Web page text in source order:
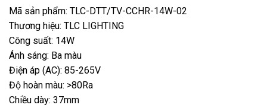
Mã sản phẩm: TLC-DTT/TV-CCHR-14W-02
Thương hiệu: TLC LIGHTING
Công suất: 14W
Ánh sáng: Ba màu
Điện áp (AC): 85-265V
Độ hoàn màu: >80Ra
Chiều dày: 37mm